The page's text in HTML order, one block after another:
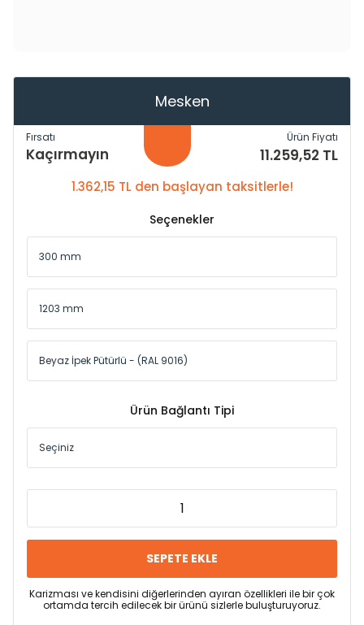
Mesken
Fırsatı
Kaçırmayın
Ürün Fiyatı
11.259,52 TL
1.362,15 TL den başlayan taksitlerle!
Seçenekler
Ürün Bağlantı Tipi
SEPETE EKLE
Karizması ve kendisini diğerlerinden ayıran özellikleri ile bir çok
ortamda tercih edilecek bir ürünü sizlerle buluşturuyoruz.